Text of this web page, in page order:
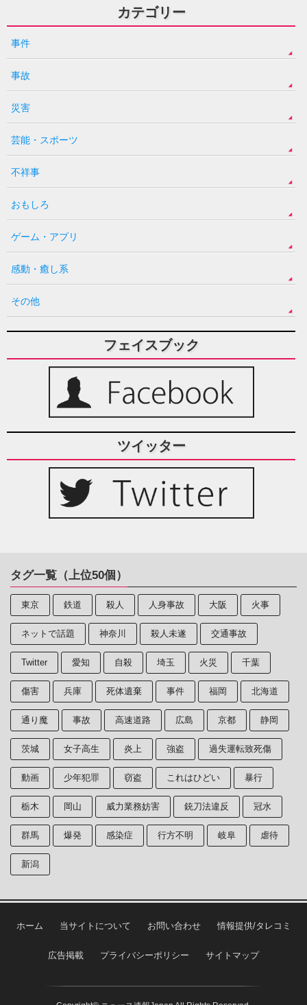
カテゴリー
事件
事故
災害
芸能・スポーツ
不祥事
おもしろ
ゲーム・アプリ
感動・癒し系
その他
フェイスブック
ツイッター
タグ一覧（上位50個）
東京 鉄道 殺人 人身事故 大阪 火事
ネットで話題 神奈川 殺人未遂 交通事故
Twitter 愛知 自殺 埼玉 火災 千葉
傷害 兵庫 死体遺棄 事件 福岡 北海道
通り魔 事故 高速道路 広島 京都 静岡
茨城 女子高生 炎上 強盗 過失運転致死傷
動画 少年犯罪 窃盗 これはひどい 暴行
栃木 岡山 威力業務妨害 銃刀法違反 冠水
群馬 爆発 感染症 行方不明 岐阜 虐待
新潟
ホーム 当サイトについて お問い合わせ 情報提供/タレコミ
広告掲載 プライバシーポリシー サイトマップ